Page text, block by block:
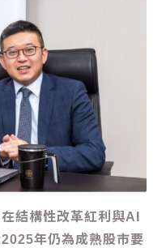
結構性改革紅利與AI
年仍為成熟股市要